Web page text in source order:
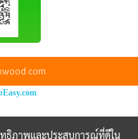
ทธิภาพและประสบการณ์ที่ดีใน